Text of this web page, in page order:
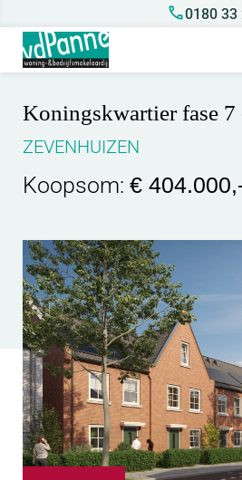
0180 33
Koningskwartier fase 7
ZEVENHUIZEN
Koopsom: €